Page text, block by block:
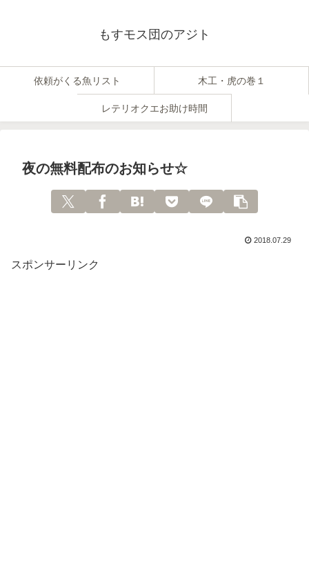
もすモス団のアジト
依頼がくる魚リスト 木工・虎の巻１
レテリオクエお助け時間
夜の無料配布のお知らせ☆
2018.07.29
スポンサーリンク